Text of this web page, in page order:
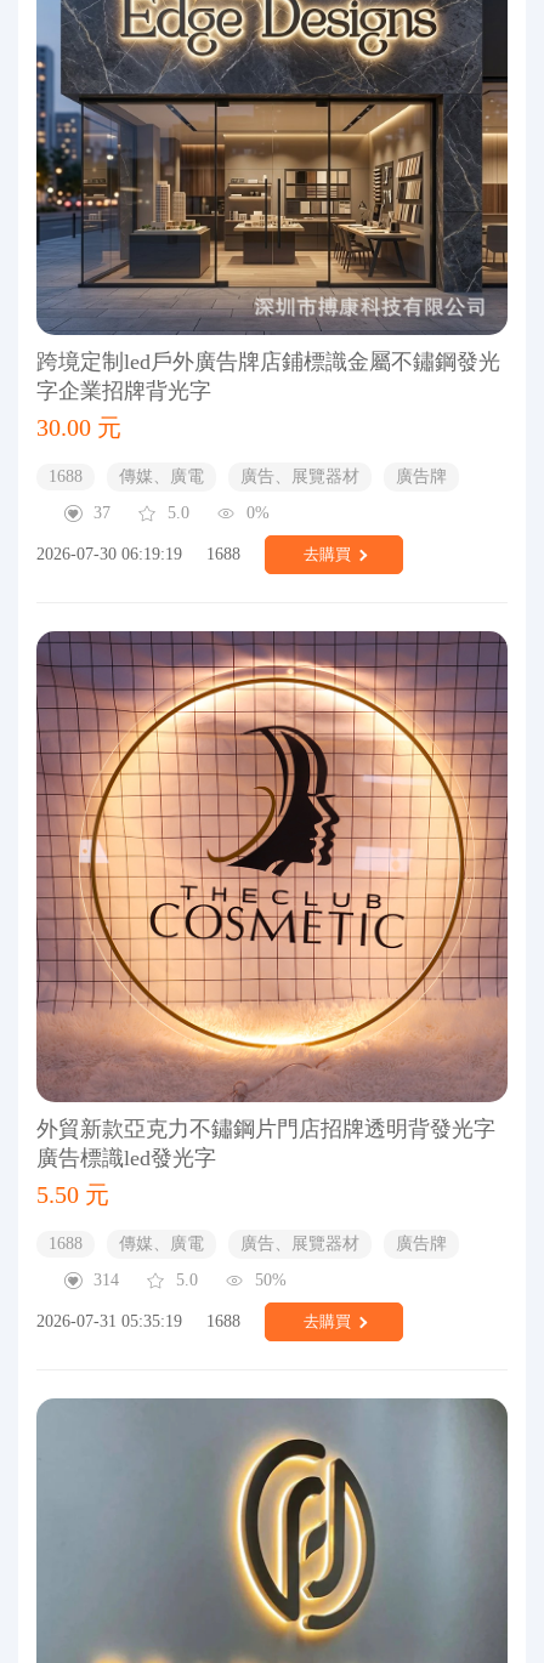
跨境定制led戶外廣告牌店鋪標識金屬不鏽鋼發光
字企業招牌背光字
30.00 元
1688 傳媒、廣電 廣告、展覽器材
廣告牌
37
5.0 0%
2026-07-30 06:19:19 1688 去購買
外貿新款亞克力不鏽鋼片門店招牌透明背發光字
廣告標識led發光字
5.50 元
1688 傳媒、廣電 廣告、展覽器材
廣告牌
314
5.0 50%
2026-07-31 05:35:19 1688 去購買